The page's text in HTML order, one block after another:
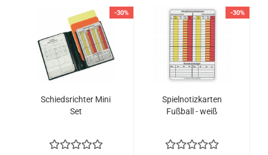
-30%
Schiedsrichter Mini
Set
-30%
Spielnotizkarten
Fußball - weiß